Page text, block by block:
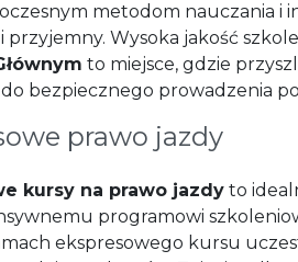
metodom nauczania i
Wysoka jakość
to miejsce, gdzie
bezpiecznego prowadzenia
prawo jazdy
kursy na prawo jazdy to
programowi
ekspresowego kursu